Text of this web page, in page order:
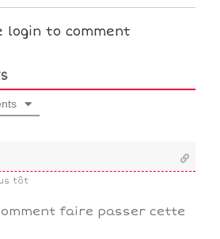
login to comment
tôt
faire passer cette